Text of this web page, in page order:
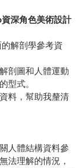
深角色美術設計
解剖學參考資
剖圖和人體運動
型式。
料，幫助我釐清
人體結構資料參
法理解的情況，